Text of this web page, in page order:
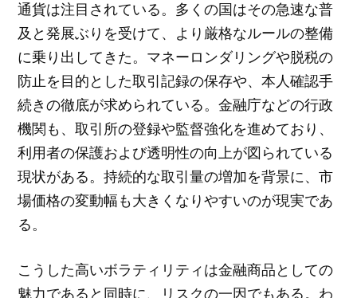
通貨は注目されている。多くの国はその急速な普
及と発展ぶりを受けて、より厳格なルールの整備
に乗り出してきた。マネーロンダリングや脱税の
防止を目的とした取引記録の保存や、本人確認手
続きの徹底が求められている。金融庁などの行政
機関も、取引所の登録や監督強化を進めており、
利用者の保護および透明性の向上が図られている
現状がある。持続的な取引量の増加を背景に、市
場価格の変動幅も大きくなりやすいのが現実であ
る。
こうした高いボラティリティは金融商品としての
魅力であると同時に、リスクの一因でもある。わ